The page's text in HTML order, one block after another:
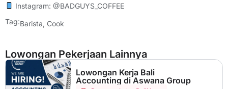
Instagram: @BADGUYS_COFFEE
Tag:Barista, Cook
Lowongan Pekerjaan Lainnya
Lowongan Kerja Bali
Accounting di Aswana Group